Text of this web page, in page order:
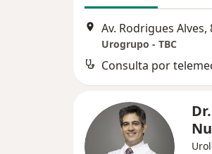
Urogrupo - TBC
Consulta por